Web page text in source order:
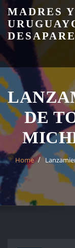
content
MADRES
DE
Home